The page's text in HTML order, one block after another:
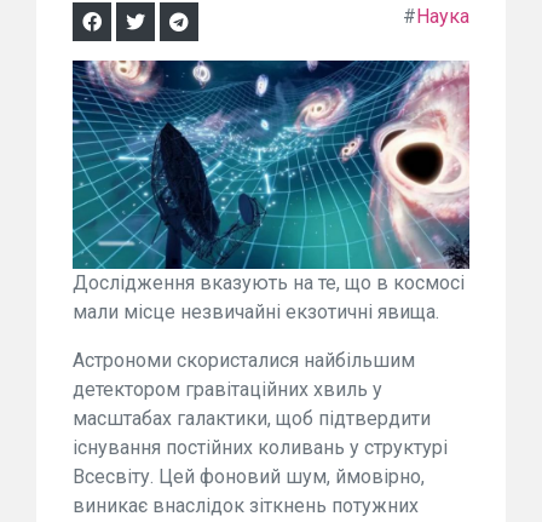
#Наука
Дослідження вказують на те, що в космосі
мали місце незвичайні екзотичні явища.
Астрономи скористалися найбільшим
детектором гравітаційних хвиль у
масштабах галактики, щоб підтвердити
існування постійних коливань у структурі
Всесвіту. Цей фоновий шум, ймовірно,
виникає внаслідок зіткнень потужних